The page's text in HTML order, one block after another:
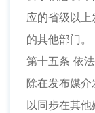
应的省级以
的其他部门。
第十五条 依
除在发布媒
以同步在其